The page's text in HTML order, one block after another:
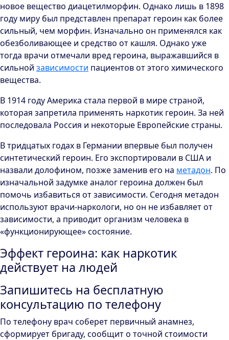
новое вещество диацетилморфин. Однако лишь в 1898
году миру был представлен препарат героин как более
сильный, чем морфин. Изначально он применялся как
обезболивающее и средство от кашля. Однако уже
тогда врачи отмечали вред героина, выражавшийся в
сильной зависимости пациентов от этого химического
вещества.
В 1914 году Америка стала первой в мире страной,
которая запретила применять наркотик героин. За ней
последовала Россия и некоторые Европейские страны.
В тридцатых годах в Германии впервые был получен
синтетический героин. Его экспортировали в США и
назвали долофином, позже заменив его на метадон. По
изначальной задумке аналог героина должен был
помочь избавиться от зависимости. Сегодня метадон
используют врачи-наркологи, но он не избавляет от
зависимости, а приводит организм человека в
«функционирующее» состояние.
Эффект героина: как наркотик
действует на людей
Запишитесь на бесплатную
консультацию по телефону
По телефону врач соберет первичный анамнез,
сформирует бригаду, сообщит о точной стоимости